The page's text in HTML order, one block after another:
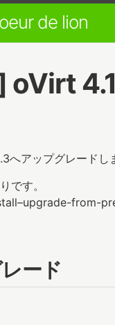
de lion
へアップグレードし
です。
from-
ード